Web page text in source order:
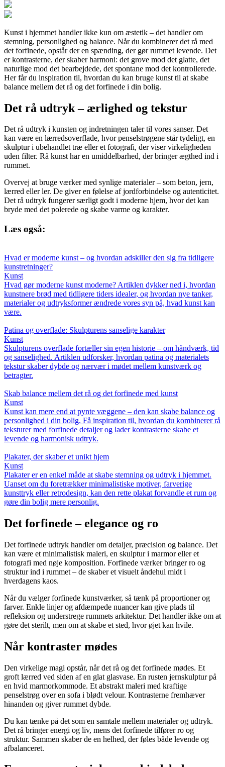
Kunst i hjemmet handler ikke kun om æstetik – det handler om
stemning, personlighed og balance. Når du kombinerer det rå med
det forfinede, opstår der en spænding, der gør rummet levende. Det
er kontrasterne, der skaber harmoni: det grove mod det glatte, det
naturlige mod det bearbejdede, det spontane mod det kontrollerede.
Her får du inspiration til, hvordan du kan bruge kunst til at skabe
balance mellem det rå og det forfinede i din bolig.
Det rå udtryk – ærlighed og tekstur
Det rå udtryk i kunsten og indretningen taler til vores sanser. Det
kan være en lærredsoverflade, hvor penselstrøgene står tydeligt, en
skulptur i ubehandlet træ eller et fotografi, der viser virkeligheden
uden filter. Rå kunst har en umiddelbarhed, der bringer ægthed ind i
rummet.
Overvej at bruge værker med synlige materialer – som beton, jern,
lærred eller ler. De giver en følelse af jordforbindelse og autenticitet.
Det rå udtryk fungerer særligt godt i moderne hjem, hvor det kan
bryde med det polerede og skabe varme og karakter.
Læs også:
Hvad er moderne kunst – og hvordan adskiller den sig fra tidligere
kunstretninger?
Kunst
Hvad gør moderne kunst moderne? Artiklen dykker ned i, hvordan
kunstnere brød med tidligere tiders idealer, og hvordan nye tanker,
materialer og udtryksformer ændrede vores syn på, hvad kunst kan
være.
Patina og overflade: Skulpturens sanselige karakter
Kunst
Skulpturens overflade fortæller sin egen historie – om håndværk, tid
og sanselighed. Artiklen udforsker, hvordan patina og materialets
tekstur skaber dybde og nærvær i mødet mellem kunstværk og
betragter.
Skab balance mellem det rå og det forfinede med kunst
Kunst
Kunst kan mere end at pynte væggene – den kan skabe balance og
personlighed i din bolig. Få inspiration til, hvordan du kombinerer rå
teksturer med forfinede detaljer og lader kontrasterne skabe et
levende og harmonisk udtryk.
Plakater, der skaber et unikt hjem
Kunst
Plakater er en enkel måde at skabe stemning og udtryk i hjemmet.
Uanset om du foretrækker minimalistiske motiver, farverige
kunsttryk eller retrodesign, kan den rette plakat forvandle et rum og
gøre din bolig mere personlig.
Det forfinede – elegance og ro
Det forfinede udtryk handler om detaljer, præcision og balance. Det
kan være et minimalistisk maleri, en skulptur i marmor eller et
fotografi med nøje komposition. Forfinede værker bringer ro og
struktur ind i rummet – de skaber et visuelt åndehul midt i
hverdagens kaos.
Når du vælger forfinede kunstværker, så tænk på proportioner og
farver. Enkle linjer og afdæmpede nuancer kan give plads til
refleksion og understrege rummets arkitektur. Det handler ikke om at
gøre det sterilt, men om at skabe et sted, hvor øjet kan hvile.
Når kontraster mødes
Den virkelige magi opstår, når det rå og det forfinede mødes. Et
groft lærred ved siden af en glat glasvase. En rusten jernskulptur på
en hvid marmorkommode. Et abstrakt maleri med kraftige
penselstrøg over en sofa i blødt velour. Kontrasterne fremhæver
hinanden og giver rummet dybde.
Du kan tænke på det som en samtale mellem materialer og udtryk.
Det rå bringer energi og liv, mens det forfinede tilfører ro og
struktur. Sammen skaber de en helhed, der føles både levende og
afbalanceret.